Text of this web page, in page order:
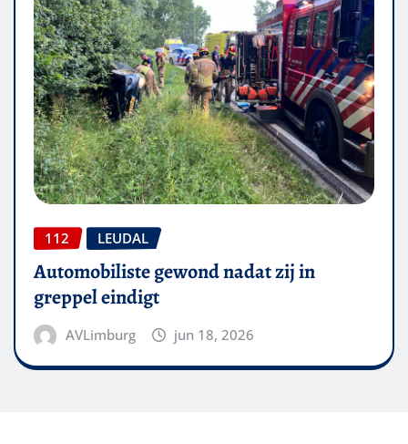
112 LEUDAL
Automobiliste gewond nadat zij in
greppel eindigt
AVLimburg jun 18, 2026